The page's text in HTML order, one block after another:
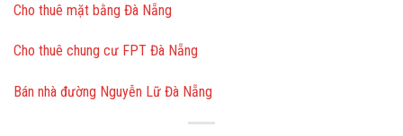
Cho thuê mặt bằng Đà Nẵng
Cho thuê chung cư FPT Đà Nẵng
Bán nhà đường Nguyễn Lữ Đà Nẵng